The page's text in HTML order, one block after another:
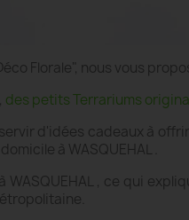
Florale", nous vous
, des petits Terrariums
d'idées cadeaux à
à WASQUEHAL .
WASQUEHAL , ce qui